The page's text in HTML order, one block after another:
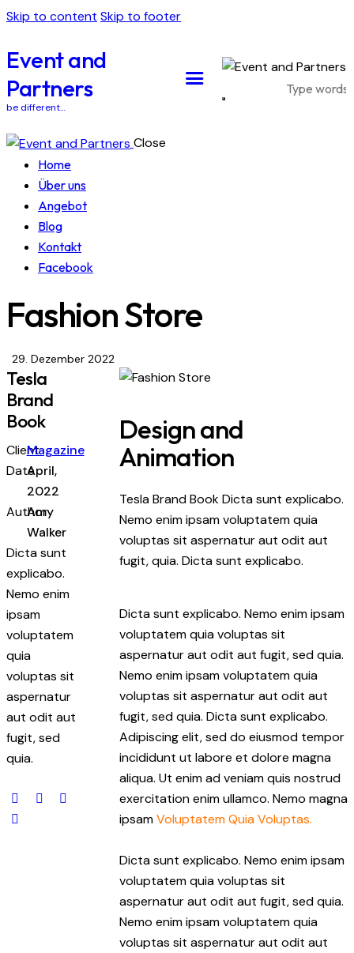
Skip to content Skip to footer
Event and
Partners
be different…
Close
Home
Über uns
Angebot
Blog
Kontakt
Facebook
Fashion Store
29. Dezember 2022
Tesla
Brand
Book
ClientMagazine
DateApril,
2022
Author
Amy
Walker
Dicta sunt
explicabo.
Nemo enim
ipsam
voluptatem
quia
voluptas sit
aspernatur
aut odit aut
fugit, sed
quia.
Design and
Animation
Tesla Brand Book Dicta sunt explicabo.
Nemo enim ipsam voluptatem quia
voluptas sit aspernatur aut odit aut
fugit, quia. Dicta sunt explicabo.
Dicta sunt explicabo. Nemo enim ipsam
voluptatem quia voluptas sit
aspernatur aut odit aut fugit, sed quia.
Nemo enim ipsam voluptatem quia
voluptas sit aspernatur aut odit aut
fugit, sed quia. Dicta sunt explicabo.
Adipiscing elit, sed do eiusmod tempor
incididunt ut labore et dolore magna
aliqua. Ut enim ad veniam quis nostrud
exercitation enim ullamco. Nemo magna
ipsamVoluptatem Quia Voluptas.
Dicta sunt explicabo. Nemo enim ipsam
voluptatem quia voluptas sit
aspernatur aut odit aut fugit, sed quia.
Nemo enim ipsam voluptatem quia
voluptas sit aspernatur aut odit aut